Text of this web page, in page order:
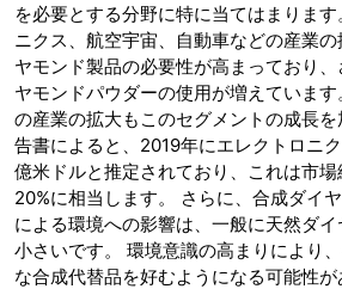
を必要とする分野に特に当てはまりま
ニクス、航空宇宙、自動車などの産業
ヤモンド製品の必要性が高まっており
ヤモンドパウダーの使用が増えていま
の産業の拡大もこのセグメントの成長
告書によると、2019年にエレクトロニ
億米ドルと推定されており、これは市
20%に相当します。 さらに、合成ダイ
による環境への影響は、一般に天然ダ
小さいです。 環境意識の高まりにより
な合成代替品を好むようになる可能性が